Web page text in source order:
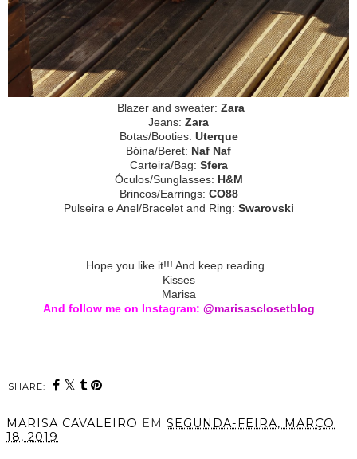
Blazer and sweater: Zara
Jeans: Zara
Botas/Booties: Uterque
Bóina/Beret: Naf Naf
Carteira/Bag: Sfera
Óculos/Sunglasses: H&M
Brincos/Earrings: CO88
Pulseira e Anel/Bracelet and Ring: Swarovski
Hope you like it!!! And keep reading..
Kisses
Marisa
And follow me on Instagram: @marisasclosetblog
SHARE:
MARISA CAVALEIRO EM SEGUNDA-FEIRA, MARÇO
18, 2019